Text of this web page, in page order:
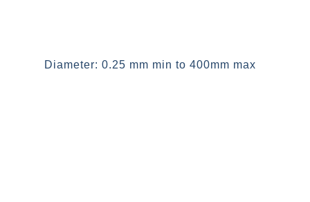
Diameter: 0.25 mm min to 400mm max